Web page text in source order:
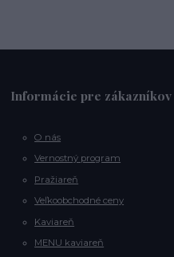
Informácie pre zákazníkov
O nás
Vernostný program
Pražiareň
Veľkoobchodné ceny
Kaviareň
MENU kaviareň